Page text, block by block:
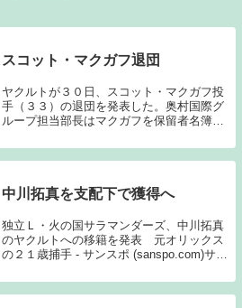
スコット・マクガフ退団
ヤクルトが３０日、スコット・マクガフ投
手（３３）の退団を発表した。奥村国際グ
ループ担当部長はマクガフを保留者名簿か
なります」と話した。奥村部長は退団理由
について「マクガフ本人と話したところ
中川拓真を支配下で獲得へ
独立Ｌ・火の国サラマンダーズ、中川拓真
のヤクルトへの移籍を発表 元オリックス
の２１歳捕手 - サンスポ (sanspo.com)サン
村、西田、松本直、内山、古賀、鈴木、橋
本、フェリペ（育成枠）という8人...